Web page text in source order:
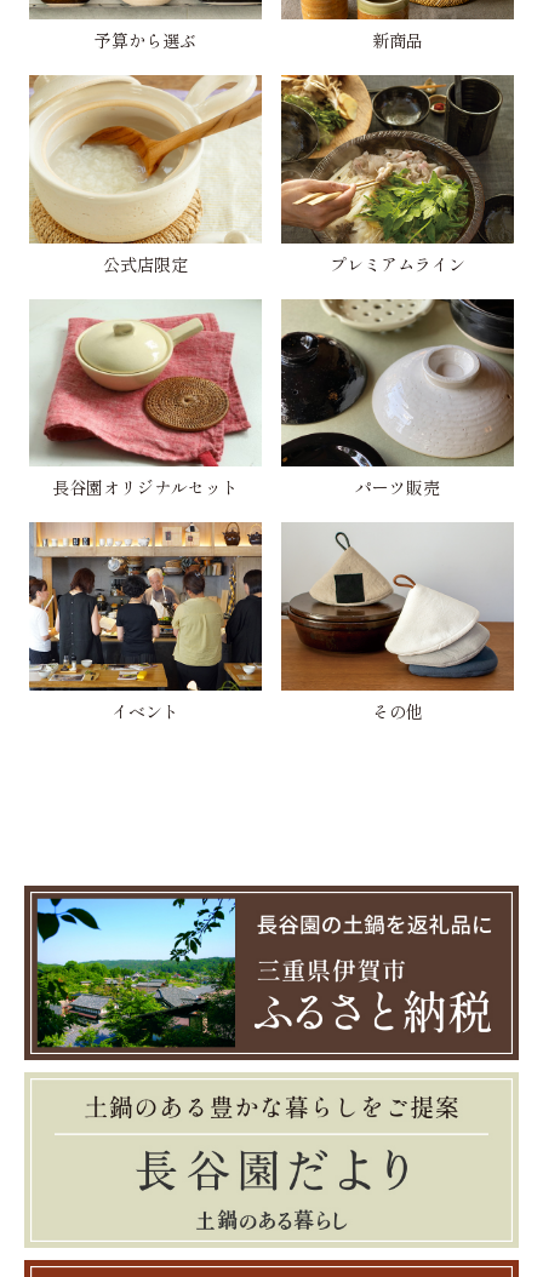
予算から選ぶ 新商品
公式店限定 プレミアムライン
長谷園オリジナルセット パーツ販売
イベント その他